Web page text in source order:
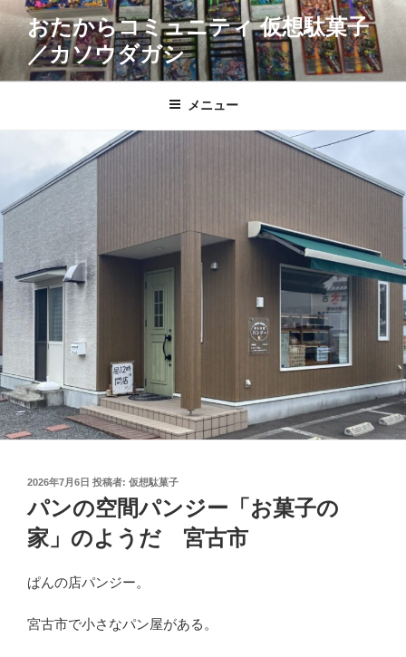
ン
テ
プ
おたからコミュニティ 仮想駄菓子
／カソウダガシ
メニュー
投
日:
2026年7月6日 投稿者: 仮想駄菓子
パンの空間パンジー「お菓子の
家」のようだ 宮古市
ぱんの店パンジー。
宮古市で小さなパン屋がある。